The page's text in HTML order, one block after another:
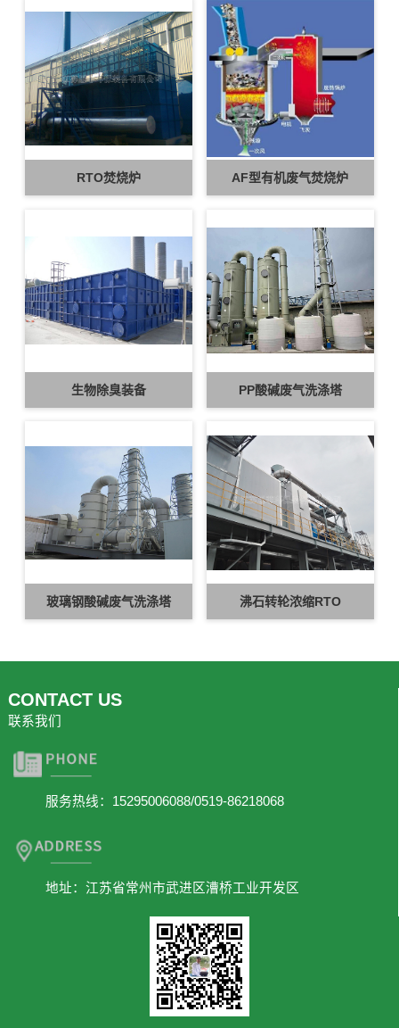
RTO焚烧炉 AF型有机废气焚烧炉
生物除臭装备 PP酸碱废气洗涤塔
玻璃钢酸碱废气洗涤塔 沸石转轮浓缩RTO
CONTACT US
联系我们
服务热线：15295006088/0519-86218068
地址：江苏省常州市武进区漕桥工业开发区